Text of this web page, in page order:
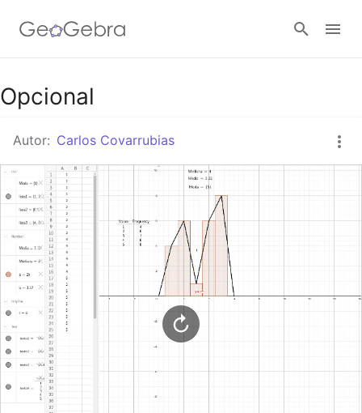
Google Classroom
GeoGebra Classroom
Abrir sesión
Opcional
Autor: Carlos Covarrubias